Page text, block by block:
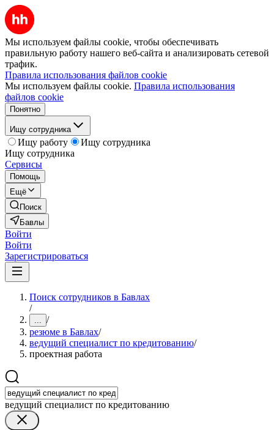
Мы используем файлы cookie, чтобы обеспечивать
правильную работу нашего веб-сайта и анализировать сетевой
трафик.
Правила использования файлов cookie
Мы используем файлы cookie. Правила использования
файлов cookie
Понятно
Ищу сотрудника
Ищу работу
Ищу сотрудника
Ищу сотрудника
Сервисы
Помощь
Ещё
Поиск
Бавлы
Войти
Войти
Зарегистрироваться
Поиск сотрудников в Бавлах
/
... /
резюме в Бавлах/
ведущий специалист по кредитованию/
проектная работа
ведущий специалист по кредитованию